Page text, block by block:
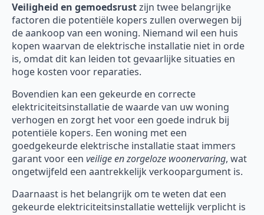
Veiligheid en gemoedsrustzijn twee belangrijke
factoren die potentiële kopers zullen overwegen bij
de aankoop van een woning. Niemand wil een huis
kopen waarvan de elektrische installatie niet in orde
is, omdat dit kan leiden tot gevaarlijke situaties en
hoge kosten voor reparaties.
Bovendien kan een gekeurde en correcte
elektriciteitsinstallatie de waarde van uw woning
verhogen en zorgt het voor een goede indruk bij
potentiële kopers. Een woning met een
goedgekeurde elektrische installatie staat immers
garant voor een veilige en zorgeloze woonervaring, wat
ongetwijfeld een aantrekkelijk verkoopargument is.
Daarnaast is het belangrijk om te weten dat een
gekeurde elektriciteitsinstallatie wettelijk verplicht is